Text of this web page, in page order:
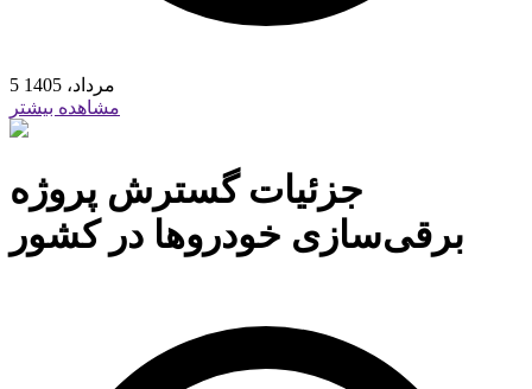
5 مرداد، 1405
مشاهده بیشتر
جزئیات گسترش پروژه
برقی‌سازی خودروها در کشور